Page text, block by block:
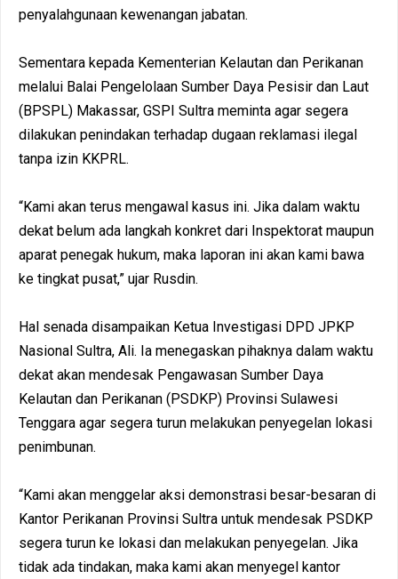
penyalahgunaan kewenangan jabatan.
Sementara kepada Kementerian Kelautan dan Perikanan
melalui Balai Pengelolaan Sumber Daya Pesisir dan Laut
(BPSPL) Makassar, GSPI Sultra meminta agar segera
dilakukan penindakan terhadap dugaan reklamasi ilegal
tanpa izin KKPRL.
“Kami akan terus mengawal kasus ini. Jika dalam waktu
dekat belum ada langkah konkret dari Inspektorat maupun
aparat penegak hukum, maka laporan ini akan kami bawa
ke tingkat pusat,” ujar Rusdin.
Hal senada disampaikan Ketua Investigasi DPD JPKP
Nasional Sultra, Ali. Ia menegaskan pihaknya dalam waktu
dekat akan mendesak Pengawasan Sumber Daya
Kelautan dan Perikanan (PSDKP) Provinsi Sulawesi
Tenggara agar segera turun melakukan penyegelan lokasi
penimbunan.
“Kami akan menggelar aksi demonstrasi besar-besaran di
Kantor Perikanan Provinsi Sultra untuk mendesak PSDKP
segera turun ke lokasi dan melakukan penyegelan. Jika
tidak ada tindakan, maka kami akan menyegel kantor